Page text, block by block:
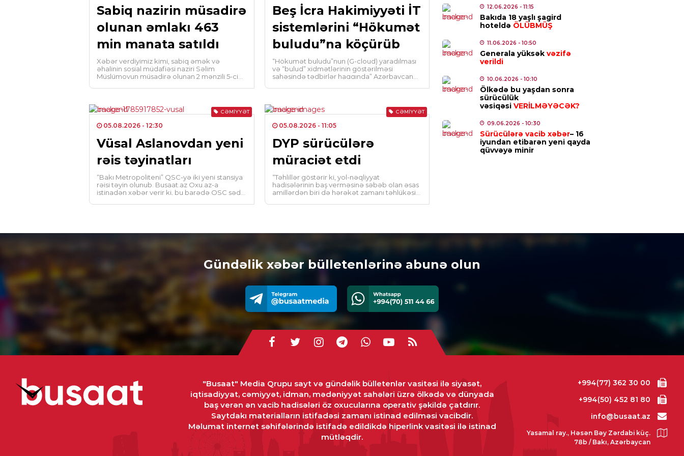
Sabiq nazirin müsadirə
olunan əmlakı 463
min manata satıldı
Xəbər verdiyimiz kimi, sabiq əmək və
əhalinin sosial müdafiəsi naziri Səlim
Müslümovun müsadirə olunan 2 mənzili 5-ci
Beş İcra Hakimiyyəti İT
sistemlərini “Hökumət
buludu”na köçürüb
“Hökumət buludu”nun (G-cloud) yaradılması
və “bulud” xidmətlərinin göstərilməsi
sahəsində tədbirlər haqqında” Azərbaycan
CƏMIYYƏT
05.08.2026 - 12:30
Vüsal Aslanovdan yeni
rəis təyinatları
“Bakı Metropoliteni” QSC-yə iki yeni stansiya
rəisi təyin olunub. Busaat.az Oxu.az-a
istinadən xəbər verir ki, bu barədə QSC sədri
CƏMIYYƏT
05.08.2026- 11:05
DYP sürücülərə
müraciət etdi
“Təhlillər göstərir ki, yol-nəqliyyat
hadisələrinin baş verməsinə səbəb olan əsas
amillərdən biri də hərəkət zamanı təhlükəsiz
CƏMIYYƏT
Sabiq nazirin müsadirə olunan
əmlakı 463 min manata satıldı
06.08.2026- 11:51
HADISƏ
Tərtərdə DƏHŞƏT: Ər-arvad
yanğında öldü
İQTISADIYYAT
Qızıl bahalaşdı
06.08.2026- 10:54
“Qarabağ” “Dinamo”ya qarşı
06.08.2026 - 10:31
Beş İcra Hakimiyyəti İT
sistemlərini “Hökumət buludu”na
köçürüb
12.06.2026 - 11:15
Bakıda 18 yaşlı şagird
hoteldə ÖLÜBMÜŞ
11.06.2026 - 10:50
Generala yüksək vəzifə
verildi
10.06.2026 - 10:10
Ölkədə bu yaşdan sonra
sürücülük
vəsiqəsi VERİLMƏYƏCƏK?
09.06.2026 - 10:30
Sürücülərə vacib xəbər– 16
iyundan etibarən yeni qayda
qüvvəyə minir
Gündəlik xəbər bülletenlərinə abunə olun
"Busaat" Media Qrupu sayt və gündəlik bülletenlər vasitəsi ilə siyasət,
iqtisadiyyat, cəmiyyət, idman, mədəniyyət sahələri üzrə ölkədə və dünyada
baş verən ən vacib hadisələri öz oxucularına operativ şəkildə çatdırır.
Saytdakı materialların istifadəsi zamanı istinad edilməsi vacibdir.
Məlumat internet səhifələrində istifadə edildikdə hiperlink vasitəsi ilə istinad
mütləqdir.
+994(77) 362 30 00
+994(50) 452 81 80
info@busaat.az
Yasamal ray., Həsən Bəy Zərdabi küç.
78b / Bakı, Azərbaycan